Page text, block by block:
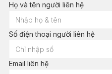
Họ và tên người liên hệ
Số điện thoại người liên hệ
Email liên hệ